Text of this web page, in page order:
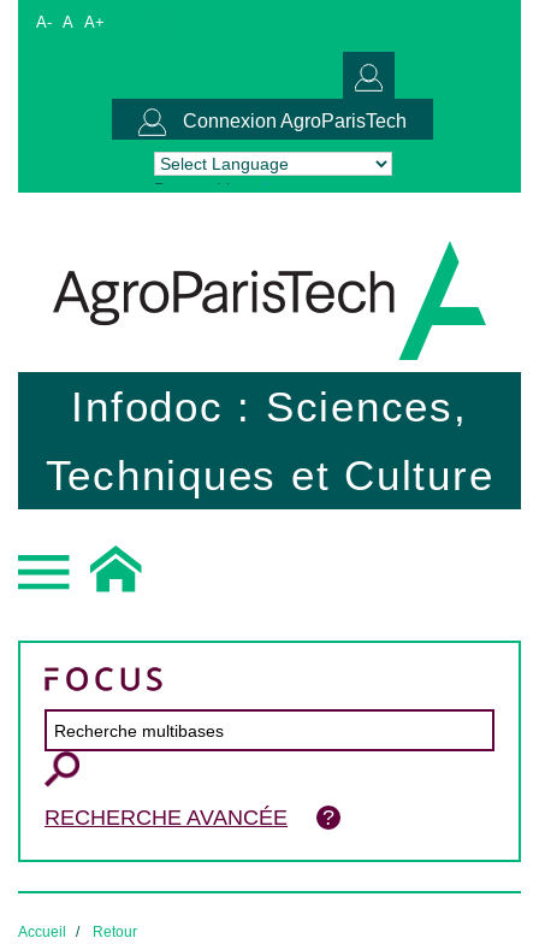
A- A A+
Connexion AgroParisTech
Powered by Translate
Infodoc : Sciences,
Techniques et Culture
RECHERCHE AVANCÉE
Accueil Retour